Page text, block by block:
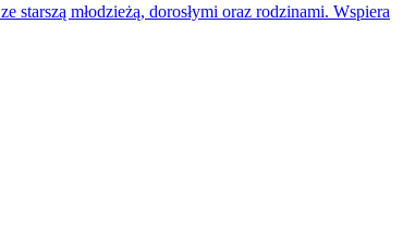
młodzieżą, dorosłymi oraz rodzinami. Wspiera